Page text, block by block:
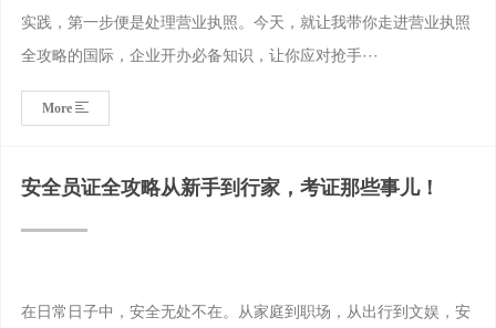
实践，第一步便是处理营业执照。今天，就让我带你走进营业执照
全攻略的国际，企业开办必备知识，让你应对抢手···
More
安全员证全攻略从新手到行家，考证那些事儿！
在日常日子中，安全无处不在。从家庭到职场，从出行到文娱，安